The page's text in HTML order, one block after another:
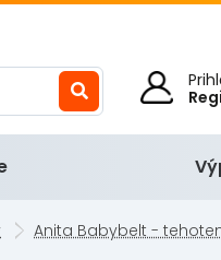
Anita Babybelt -